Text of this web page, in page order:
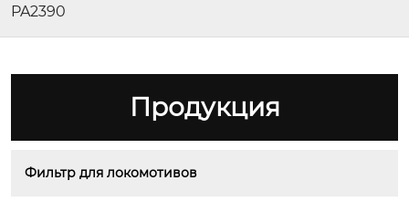
PA2390
Продукция
Фильтр для локомотивов